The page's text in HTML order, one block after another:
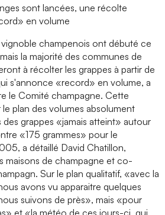
sont lancées, une récolte
en volume
champenois ont débuté ce
la majorité des communes de
à récolter les grappes à partir de
s'annonce «record» en volume, a
le Comité champagne. Cette
plan des volumes absolument
grappes «jamais atteint» autour
«175 grammes» pour le
a détaillé David Chatillon,
maisons de champagne et co-
Sur le plan qualitatif, «avec la
avons vu apparaitre quelques
suivons de près», mais «pour
et «la météo de ces jours-ci, qui